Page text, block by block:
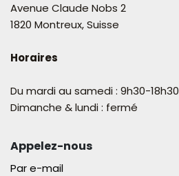
Avenue Claude Nobs 2
1820 Montreux, Suisse
Horaires
Du mardi au samedi : 9h30-18h30
Dimanche & lundi : fermé
Appelez-nous
Par e-mail